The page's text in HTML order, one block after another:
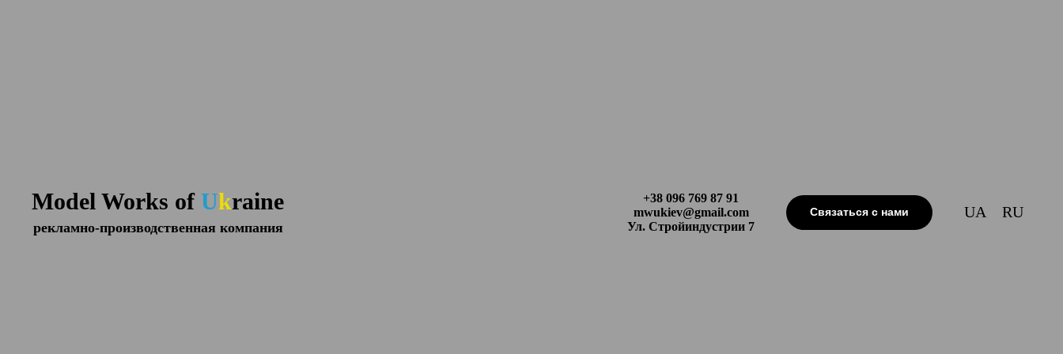
Model Works of Ukraine
рекламно-производственная компания
+38 096 769 87 91
mwukiev@gmail.com
Ул. Стройиндустрии 7
Связаться с нами UA RU